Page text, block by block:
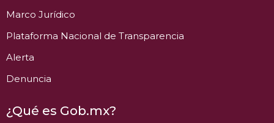
Marco Jurídico
Plataforma Nacional de Transparencia
Alerta
Denuncia
¿Qué es Gob.mx?